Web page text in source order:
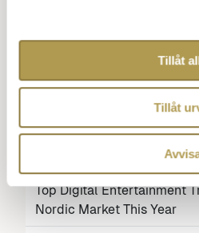
Tillåt
Tillåt
Varför klädkoder
Vilken typ av spel erbjuder
licens? Utforska deras
Makeup-etikett: Så bär du
Top Digital Entertainment
Nordic Market This Year